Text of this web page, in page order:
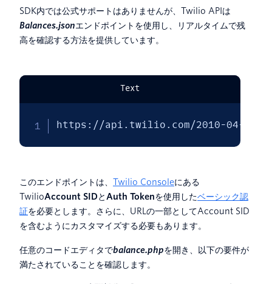
SDK内では公式サポートはありませんが、Twilio APIは
Balances.jsonエンドポイントを使用し、リアルタイムで残
高を確認する方法を提供しています。
Text
https://api.twilio.com/2010-04-01/
このエンドポイントは、 Twilio Consoleにある
TwilioAccount SIDと Auth Tokenを使用したベーシック認
証を必要とします。さらに、URLの一部としてAccount SID
を含むようにカスタマイズする必要もあります。
任意のコードエディタでbalance.phpを開き、以下の要件が
満たされていることを確認します。